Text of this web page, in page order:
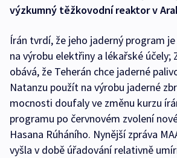
výzkumný těžkovodní reaktor v
Írán tvrdí, že jeho jaderný program
na výrobu elektřiny a lékařské účely;
obává, že Teherán chce jaderné
Natanzu použít na výrobu jaderné
mocnosti doufaly ve změnu kurzu
programu po červnovém zvolení
Hasana Rúháního. Nynější zpráva
vyšla v době úřadování relativně